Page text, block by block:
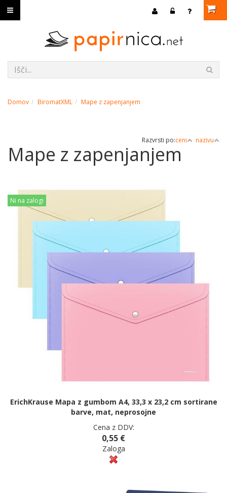
Domov BiromatXML Mape z zapenjanjem
Razvrsti po:ceni nazivu
Mape z zapenjanjem
Ni na zalogi
ErichKrause Mapa z gumbom A4, 33,3 x 23,2 cm sortirane
barve, mat, neprosojne
Cena z DDV:
0,55 €
Zaloga